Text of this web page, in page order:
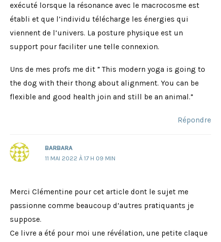
exécuté lorsque la résonance avec le macrocosme est
établi et que l’individu télécharge les énergies qui
viennent de l’univers. La posture physique est un
support pour faciliter une telle connexion.
Uns de mes profs me dit ” This modern yoga is going to
the dog with their thong about alignment. You can be
flexible and good health join and still be an animal.”
Répondre
BARBARA
11 MAI 2022 À 17 H 09 MIN
Merci Clémentine pour cet article dont le sujet me
passionne comme beaucoup d’autres pratiquants je
suppose.
Ce livre a été pour moi une révélation, une petite claque